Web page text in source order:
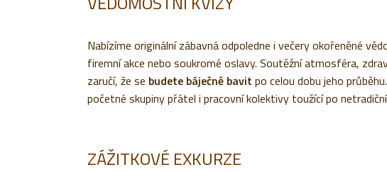
Nabízíme originální zábavná odpoledne i večery okořeněné
firemní akce nebo soukromé oslavy. Soutěžní atmosféra,
zaručí, že se budete báječně bavit po celou dobu jeho
početné skupiny přátel i pracovní kolektivy toužící po
ZÁŽITKOVÉ EXKURZE